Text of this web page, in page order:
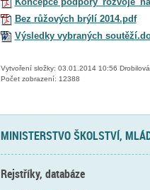
Bez růžových brýlí 2014.pdf
Výsledky vybraných
Vytvoření složky: 03.01.2014 10:56
Počet zobrazení: 12388
MINISTERSTVO ŠKOLSTVÍ,
Rejstříky, databáze